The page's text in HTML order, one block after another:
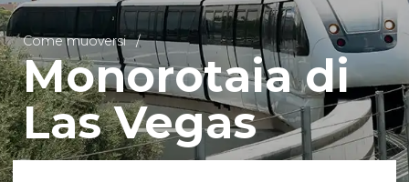
Come muoversi
Monorotaia di
Las Vegas